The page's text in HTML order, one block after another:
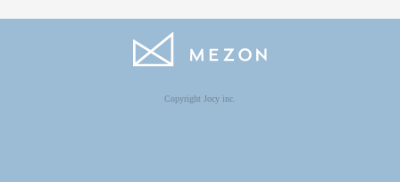
Copyright Jocy inc.